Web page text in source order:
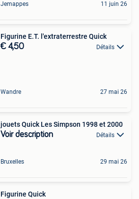
Jemappes 11 juin 26
Figurine E.T. l'extraterrestre Quick
€ 4,50 Détails
Wandre 27 mai 26
jouets Quick Les Simpson 1998 et 2000
Voir description Détails
Bruxelles 29 mai 26
Figurine Quick